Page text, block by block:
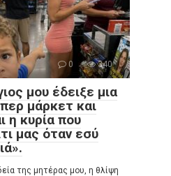
0 340
μου έδειξε μια
μάρκετ και
η κυρία που
μας όταν εσύ
της μητέρας μου, η θλίψη